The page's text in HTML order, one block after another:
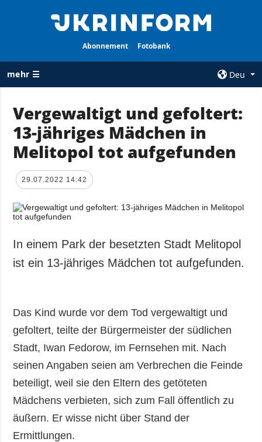
Abonnement Fotobank
mehr ☰
Deu
ALLE
RUBRIKEN
Krieg
Wiederaufbau
Politik
Militär
Gesellschaft und
Kriminalität
Notstand und
Notfälle
AGENTUR
Über uns
Politik zur
personenbezogener
ZUSÄTZLICH
Veröffentlichungen
Fotos
LEISTUNGEN
Abonnement
Fotobank
Vergewaltigt und gefoltert:
13-jähriges Mädchen in
Melitopol tot aufgefunden
29.07.2022 14:42
In einem Park der besetzten Stadt Melitopol
ist ein 13-jähriges Mädchen tot aufgefunden.
Das Kind wurde vor dem Tod vergewaltigt und
gefoltert, teilte der Bürgermeister der südlichen
Stadt, Iwan Fedorow, im Fernsehen mit. Nach
seinen Angaben seien am Verbrechen die Feinde
beteiligt, weil sie den Eltern des getöteten
Mädchens verbieten, sich zum Fall öffentlich zu
äußern. Er wisse nicht über Stand der
Ermittlungen.